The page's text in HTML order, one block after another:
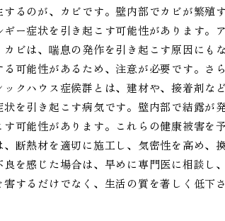
するのが、カビです。壁内部でカビが繁殖
ギー症状を引き起こす可能性があります。
カビは、喘息の発作を引き起こす原因に
る可能性があるため、注意が必要です。さ
ックハウス症候群とは、建材や、接着剤
状を引き起こす病気です。壁内部で結露が
す可能性があります。これらの健康被害を
、断熱材を適切に施工し、気密性を高め、
良を感じた場合は、早めに専門医に相談
害するだけでなく、生活の質を著しく低下